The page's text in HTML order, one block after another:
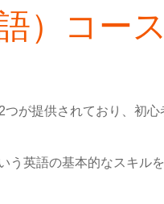
）コー
が提供されており、初
う英語の基本的なスキル